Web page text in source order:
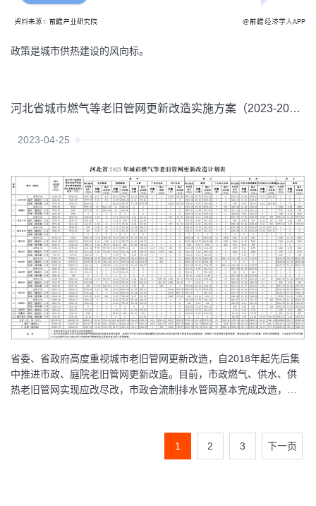
政策是城市供热建设的风向标。
河北省城市燃气等老旧管网更新改造实施方案（2023-2025年）
2023-04-25
省委、省政府高度重视城市老旧管网更新改造，自2018年起先后集
中推进市政、庭院老旧管网更新改造。目前，市政燃气、供水、供
热老旧管网实现应改尽改，市政合流制排水管网基本完成改造，并
1 2 3 下一页